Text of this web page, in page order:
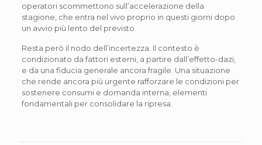
operatori scommettono sull’accelerazione della
stagione, che entra nel vivo proprio in questi giorni dopo
un avvio più lento del previsto.
Resta però il nodo dell’incertezza. Il contesto è
condizionato da fattori esterni, a partire dall’effetto-dazi,
e da una fiducia generale ancora fragile. Una situazione
che rende ancora più urgente rafforzare le condizioni per
sostenere consumi e domanda interna, elementi
fondamentali per consolidare la ripresa.